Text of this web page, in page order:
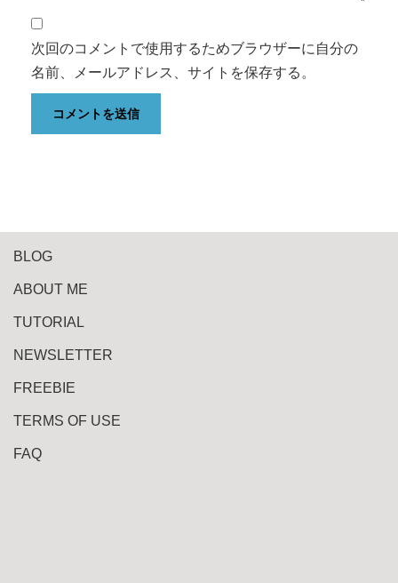
次回のコメントで使用するためブラウザーに自分の
名前、メールアドレス、サイトを保存する。
BLOG
ABOUT ME
TUTORIAL
NEWSLETTER
FREEBIE
TERMS OF USE
FAQ